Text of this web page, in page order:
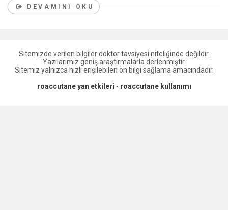
DEVAMINI OKU
Sitemizde verilen bilgiler doktor tavsiyesi niteliğinde değildir.
Yazılarımız geniş araştırmalarla derlenmiştir.
Sitemiz yalnızca hızlı erişilebilen ön bilgi sağlama amacındadır.
roaccutane yan etkileri - roaccutane kullanımı